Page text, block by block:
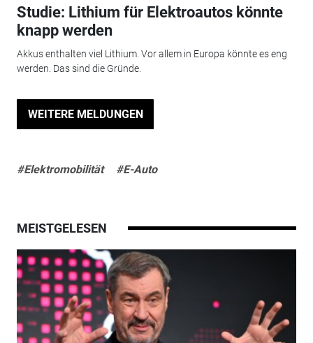
Studie: Lithium für Elektroautos könnte
knapp werden
Akkus enthalten viel Lithium. Vor allem in Europa könnte es eng
werden. Das sind die Gründe.
WEITERE MELDUNGEN
#Elektromobilität #E-Auto
MEISTGELESEN